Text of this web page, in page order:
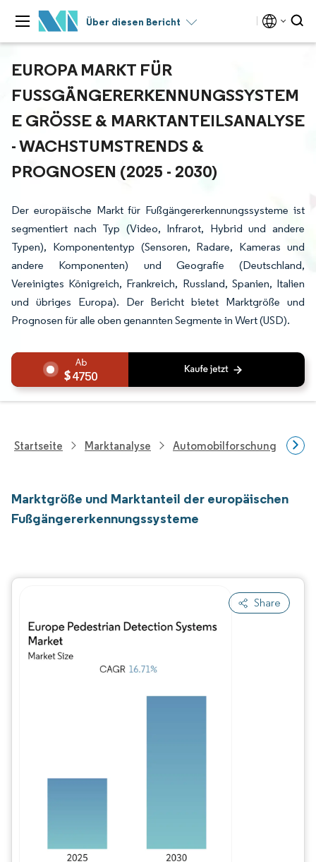
Über diesen Bericht
EUROPA MARKT FÜR
FUSSGÄNGERERKENNUNGSSYSTEME
GRÖSSE & MARKTANTEILSANALYSE -
WACHSTUMSTRENDS & PR
OGNOSEN (2025 - 2030)
Der europäische Markt für Fußgängererkennungssysteme ist
segmentiert nach Typ (Video, Infrarot, Hybrid und andere
Typen), Komponententyp (Sensoren, Radare, Kameras und
andere Komponenten) und Geografie (Deutschland,
Vereinigtes Königreich, Frankreich, Russland, Spanien, Italien
und übriges Europa). Der Bericht bietet Marktgröße und
Prognosen für alle oben genannten Segmente in Wert (USD).
4750
Startseite Marktanalyse Automobilforschung
Marktgröße und Marktanteil der europäischen
Fußgängererkennungssysteme
Share